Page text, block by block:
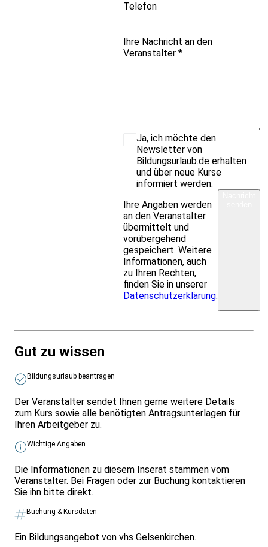
Telefon
Ihre Nachricht an den
Veranstalter *
Ja, ich möchte den
Newsletter von
Bildungsurlaub.de erhalten
und über neue Kurse
informiert werden.
Ihre Angaben werden
an den Veranstalter
übermittelt und
vorübergehend
gespeichert. Weitere
Informationen, auch
zu Ihren Rechten,
finden Sie in unserer
Datenschutzerklärung.
Gut zu wissen
Bildungsurlaub beantragen
Der Veranstalter sendet Ihnen gerne weitere Details
zum Kurs sowie alle benötigten Antragsunterlagen für
Ihren Arbeitgeber zu.
Wichtige Angaben
Die Informationen zu diesem Inserat stammen vom
Veranstalter. Bei Fragen oder zur Buchung kontaktieren
Sie ihn bitte direkt.
Buchung & Kursdaten
Ein Bildungsangebot von vhs Gelsenkirchen.